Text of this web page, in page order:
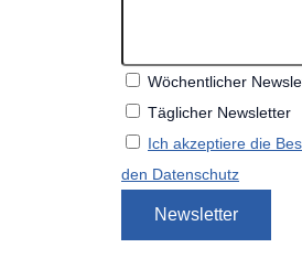
Wöchentlicher
Täglicher Newsletter
Ich akzeptiere die
den Datenschutz